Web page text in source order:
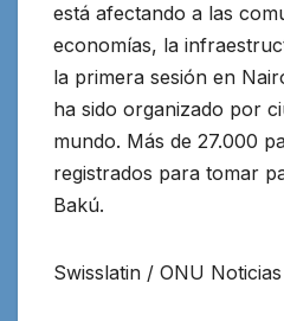
está afectando a las
economías, la
la primera sesión en
ha sido organizado por
mundo. Más de 27.000
registrados para tomar
Bakú.
Swisslatin / ONU